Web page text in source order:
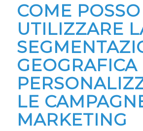
COME POSSO
UTILIZZARE
GEOGRAFICA
LE
MARKETING